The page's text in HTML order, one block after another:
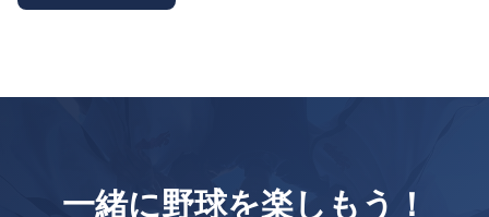
一緒に野球を楽しもう！